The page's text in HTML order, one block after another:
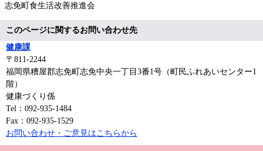
志免町食生活改善推進会
このページに関するお問い合わせ先
健康課
〒811-2244
福岡県糟屋郡志免町志免中央一丁目3番1号（町民ふれあいセンター1
階）
健康づくり係
Tel：092-935-1484
Fax：092-935-1529
お問い合わせ・ご意見はこちらから